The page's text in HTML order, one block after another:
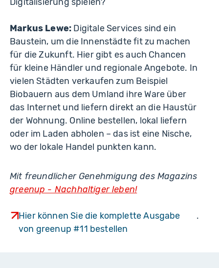
Markus Lewe: Digitale Services sind ein
Baustein, um die Innenstädte fit zu machen
für die Zukunft. Hier gibt es auch Chancen
für kleine Händler und regionale Angebote. In
vielen Städten verkaufen zum Beispiel
Biobauern aus dem Umland ihre Ware über
das Internet und liefern direkt an die Haustür
der Wohnung. Online bestellen, lokal liefern
oder im Laden abholen – das ist eine Nische,
wo der lokale Handel punkten kann.
Mit freundlicher Genehmigung des Magazins
greenup - Nachhaltiger leben!
Hier können Sie die komplette Ausgabe
von greenup #11 bestellen
.